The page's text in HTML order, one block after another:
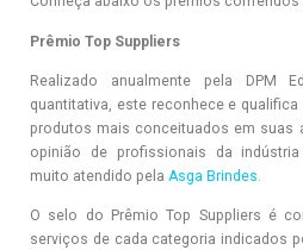
Prêmio Top Suppliers
Realizado anualmente pela DPM
quantitativa, este reconhece e
produtos mais conceituados em suas
opinião de profissionais da
muito atendido pela Asga Brindes.
O selo do Prêmio Top Suppliers é
serviços de cada categoria indicados